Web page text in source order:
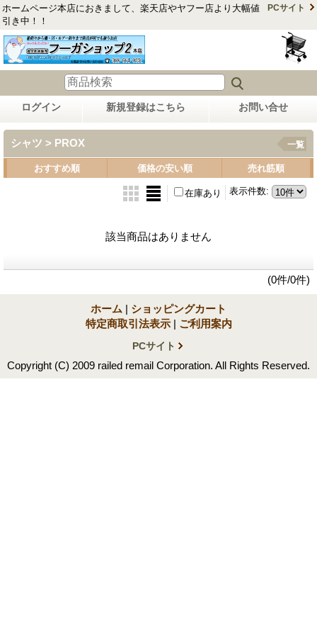
ホームページ本店におきまして、楽天店やヤフー店より大幅値
引き中！！
PCサイト
ログイン 新規登録はこちら お問い合せ
シャツ > PROX 一覧
おすすめ順 価格の安い順 売れ筋順
表示件数:
在庫あり
該当商品はありません
(0件/0件)
ホーム | ショッピングカート
特定商取引法表示 | ご利用案内
PCサイト
Copyright (C) 2009 railed remail Corporation. All Rights Reserved.